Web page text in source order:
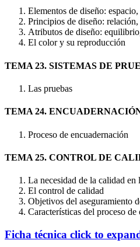
Elementos de diseño:
Principios de diseño:
Atributos de diseño:
El color y su reproducción
TEMA 23. SISTEMAS DE
Las pruebas
TEMA 24.
Proceso de encuadernación
TEMA 25. CONTROL DE
La necesidad de la calidad en
El control de calidad
Objetivos del aseguramiento
Características del proceso de
Ficha técnica click to